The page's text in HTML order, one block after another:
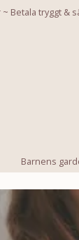
Betala tryggt &
Barnens